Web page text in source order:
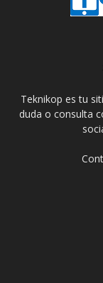
Teknikop es tu
duda o consulta